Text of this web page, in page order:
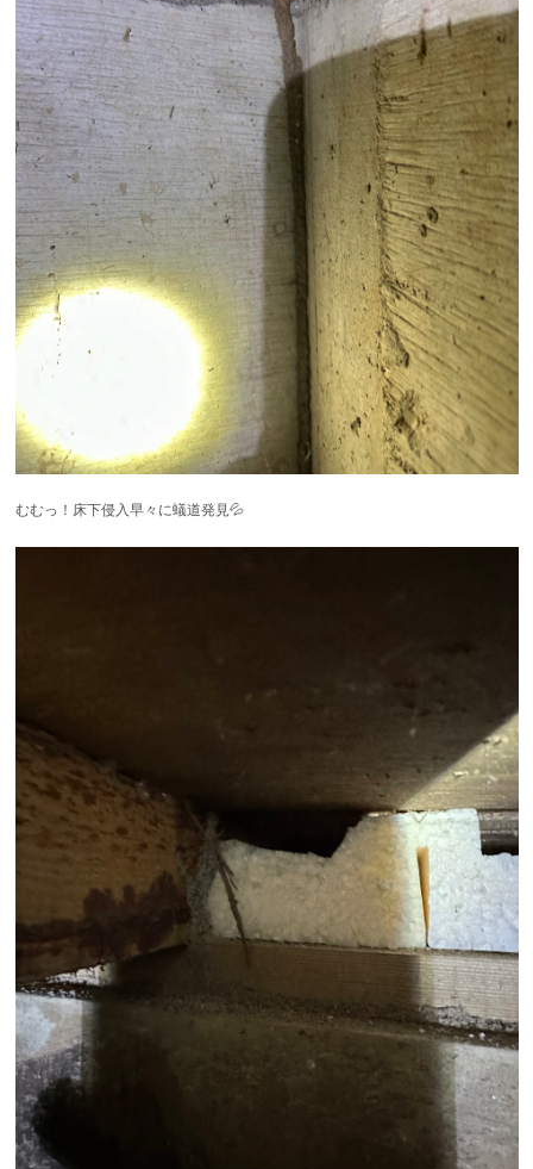
むむっ！床下侵入早々に蟻道発見💦